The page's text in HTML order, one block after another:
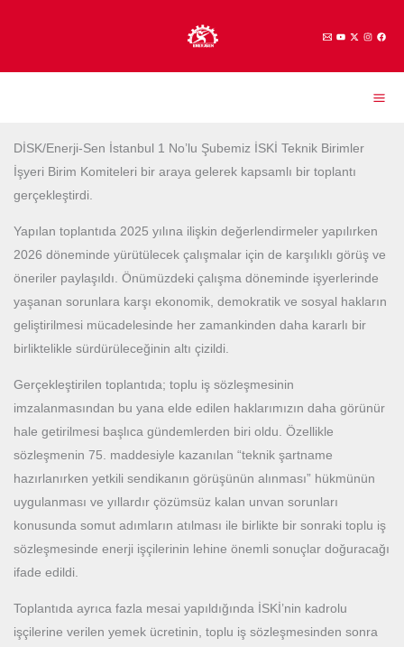
DİSK/Enerji-Sen İstanbul 1 No’lu Şubemiz İSKİ Teknik Birimler
İşyeri Birim Komiteleri bir araya gelerek kapsamlı bir toplantı
gerçekleştirdi.
Yapılan toplantıda 2025 yılına ilişkin değerlendirmeler yapılırken
2026 döneminde yürütülecek çalışmalar için de karşılıklı görüş ve
öneriler paylaşıldı. Önümüzdeki çalışma döneminde işyerlerinde
yaşanan sorunlara karşı ekonomik, demokratik ve sosyal hakların
geliştirilmesi mücadelesinde her zamankinden daha kararlı bir
birliktelikle sürdürüleceğinin altı çizildi.
Gerçekleştirilen toplantıda; toplu iş sözleşmesinin
imzalanmasından bu yana elde edilen haklarımızın daha görünür
hale getirilmesi başlıca gündemlerden biri oldu. Özellikle
sözleşmenin 75. maddesiyle kazanılan “teknik şartname
hazırlanırken yetkili sendikanın görüşünün alınması” hükmünün
uygulanması ve yıllardır çözümsüz kalan unvan sorunları
konusunda somut adımların atılması ile birlikte bir sonraki toplu iş
sözleşmesinde enerji işçilerinin lehine önemli sonuçlar doğuracağı
ifade edildi.
Toplantıda ayrıca fazla mesai yapıldığında İSKİ’nin kadrolu
işçilerine verilen yemek ücretinin, toplu iş sözleşmesinden sonra